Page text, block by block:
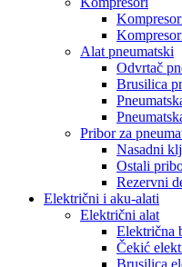
Alat pneumatski
Odvrtač
Brusilica
Pribor za
Nasadni
Ostali
Rezervni
Električni i aku-alati
Električni alat
Električna
Čekić
Brusilica